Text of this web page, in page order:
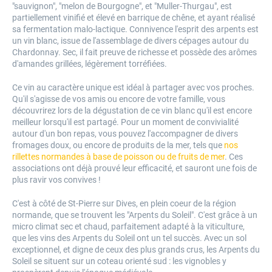
"sauvignon", "melon de Bourgogne", et "Muller-Thurgau", est
partiellement vinifié et élevé en barrique de chêne, et ayant réalisé
sa fermentation malo-lactique. Connivence l'esprit des arpents est
un vin blanc, issue de l'assemblage de divers cépages autour du
Chardonnay. Sec, il fait preuve de richesse et possède des arômes
d'amandes grillées, légèrement torréfiées.
Ce vin au caractère unique est idéal à partager avec vos proches.
Qu'il s'agisse de vos amis ou encore de votre famille, vous
découvrirez lors de la dégustation de ce vin blanc qu'il est encore
meilleur lorsqu'il est partagé. Pour un moment de convivialité
autour d'un bon repas, vous pouvez l'accompagner de divers
fromages doux, ou encore de produits de la mer, tels que nos
rillettes normandes à base de poisson ou de fruits de mer. Ces
associations ont déjà prouvé leur efficacité, et sauront une fois de
plus ravir vos convives !
C'est à côté de St-Pierre sur Dives, en plein coeur de la région
normande, que se trouvent les "Arpents du Soleil". C'est grâce à un
micro climat sec et chaud, parfaitement adapté à la viticulture,
que les vins des Arpents du Soleil ont un tel succès. Avec un sol
exceptionnel, et digne de ceux des plus grands crus, les Arpents du
Soleil se situent sur un coteau orienté sud : les vignobles y